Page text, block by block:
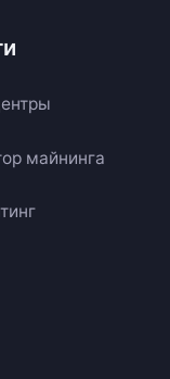
майнинга